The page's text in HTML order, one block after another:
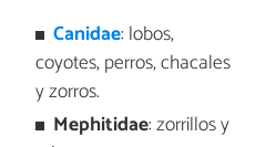
Canidae: lobos,
coyotes, perros, chacales
y zorros.
Mephitidae: zorrillos y